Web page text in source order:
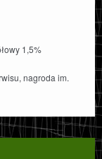
1,5%
nagroda im.